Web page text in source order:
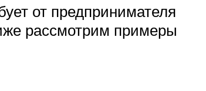
от предпринимателя
рассмотрим примеры